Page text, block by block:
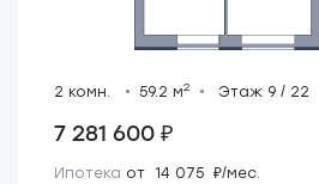
2 комн. 59.2 м2 Этаж 9 / 22
7 281 600 ₽
Ипотека от 14 075 ₽/мес.